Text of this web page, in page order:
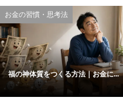
お金の習慣・思考法
福の神体質をつくる方法｜お金に...